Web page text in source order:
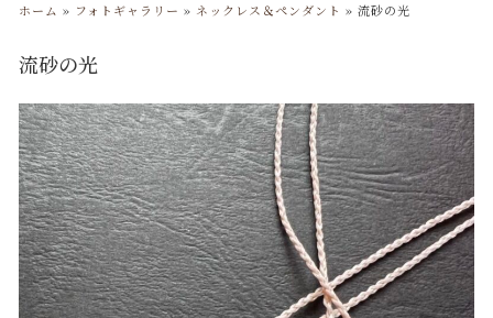
ホーム » フォトギャラリー » ネックレス＆ペンダント » 流砂の光
流砂の光